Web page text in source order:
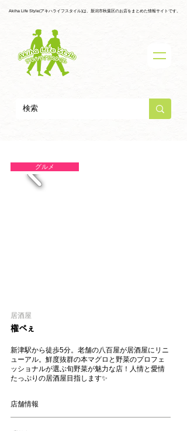
Akiha Life Style(アキハライフスタイル)は、新潟市秋葉区のお店をまとめた情報サイトです。
グルメ
権べぇ
居酒屋
新津駅から徒歩5分。老舗の八百屋が居酒屋にリニ
ューアル。鮮度抜群の本マグロと野菜のプロフェ
ッショナルが選ぶ旬野菜が魅力な店！人情と愛情
たっぷりの居酒屋目指します✨
店舗情報